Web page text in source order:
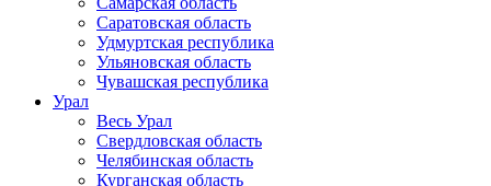
Саратовская область
Удмуртская республика
Ульяновская область
Чувашская республика
Урал
Весь Урал
Свердловская область
Челябинская область
Курганская область